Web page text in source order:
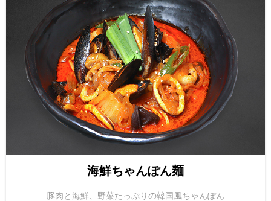
海鮮ちゃんぽん麺
豚肉と海鮮、野菜たっぷりの韓国風ちゃんぽん